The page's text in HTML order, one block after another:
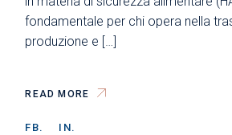
fondamentale per chi opera nella
produzione e […]
READ MORE
FB. IN.